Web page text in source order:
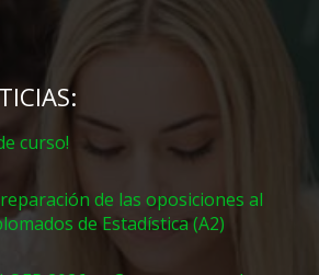
curso!
de las oposiciones al
de Estadística (A2)